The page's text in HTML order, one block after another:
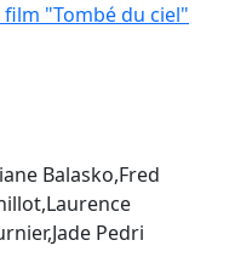
film "Tombé du ciel"
Balasko,Fred
Pedri